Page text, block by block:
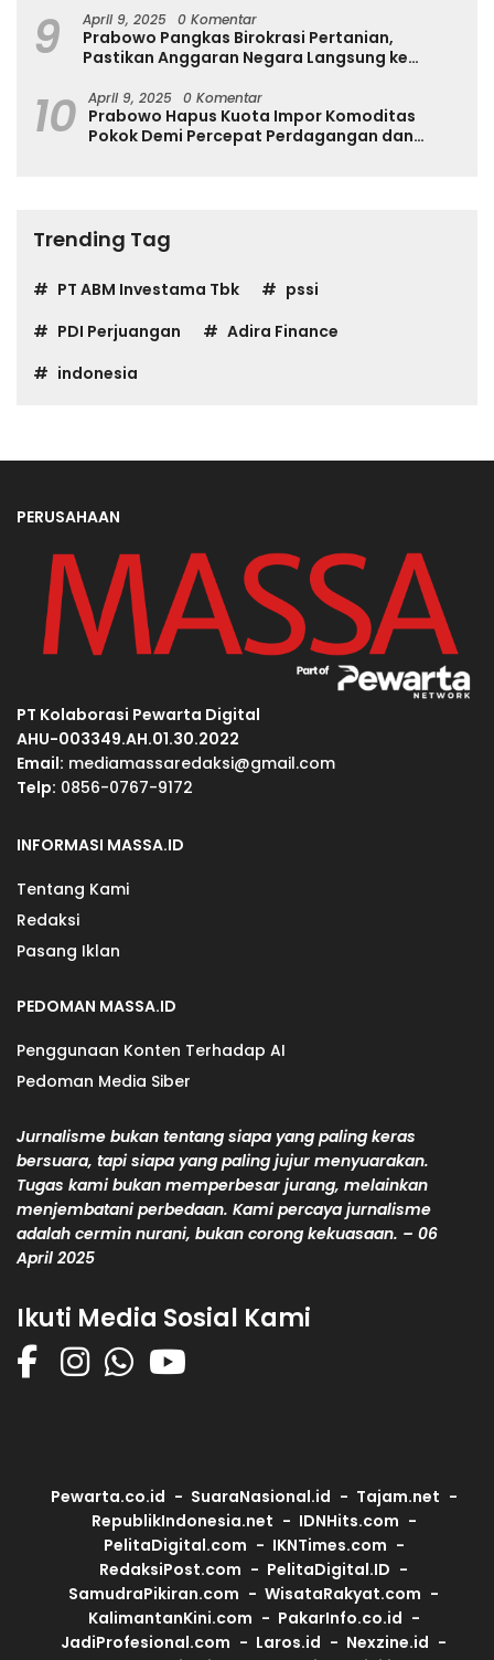
9 April 9, 2025 0 Komentar
Prabowo Pangkas Birokrasi Pertanian,
Pastikan Anggaran Negara Langsung ke
10 April 9, 2025 0 Komentar
Prabowo Hapus Kuota Impor Komoditas
Pokok Demi Percepat Perdagangan dan
Trending Tag
PT ABM Investama Tbk
pssi
PDI Perjuangan
Adira Finance
indonesia
PERUSAHAAN
PT Kolaborasi Pewarta Digital
AHU-003349.AH.01.30.2022
Email: mediamassaredaksi@gmail.com
Telp: 0856-0767-9172
INFORMASI MASSA.ID
Tentang Kami
Redaksi
Pasang Iklan
PEDOMAN MASSA.ID
Penggunaan Konten Terhadap AI
Pedoman Media Siber
Jurnalisme bukan tentang siapa yang paling keras
bersuara, tapi siapa yang paling jujur menyuarakan.
Tugas kami bukan memperbesar jurang, melainkan
menjembatani perbedaan. Kami percaya jurnalisme
adalah cermin nurani, bukan corong kekuasaan. – 06
April 2025
Ikuti Media Sosial Kami
Pewarta.co.id SuaraNasional.id
Tajam.net
RepublikIndonesia.net
IDNHits.com
PelitaDigital.com
IKNTimes.com
RedaksiPost.com
PelitaDigital.ID
SamudraPikiran.com
WisataRakyat.com
KalimantanKini.com
PakarInfo.co.id
JadiProfesional.com
Laros.id
Nexzine.id